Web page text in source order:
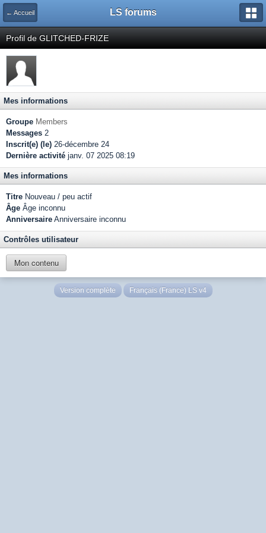
← Accueil LS forums
Profil de GLITCHED-FRIZE
Mes informations
Groupe Members
Messages 2
Inscrit(e) (le) 26-décembre 24
Dernière activité janv. 07 2025 08:19
Mes informations
Titre Nouveau / peu actif
Âge Âge inconnu
Anniversaire Anniversaire inconnu
Contrôles utilisateur
Mon contenu
Version complète Français (France) LS v4